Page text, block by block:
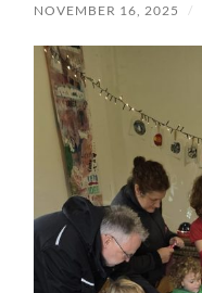
NOVEMBER 16, 2025 /